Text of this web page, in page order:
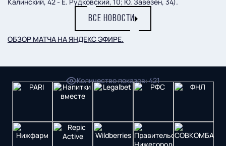
Калинский, 42 - Е. Рудковский, 10; Ю. Завезен, 34).
ОБЗОР МАТЧА НА ЯНДЕКС ЭФИРЕ.
Количество показов:421
ВСЕ НОВОСТИ